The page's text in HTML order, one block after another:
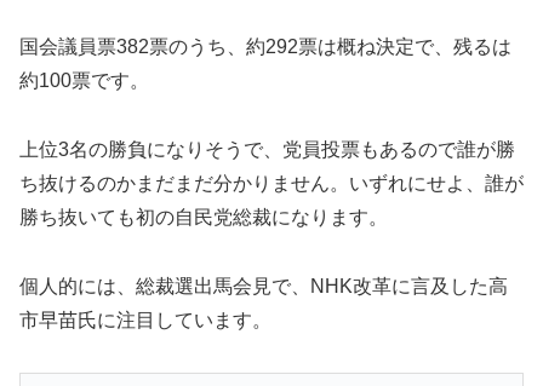
国会議員票382票のうち、約292票は概ね決定で、残るは
約100票です。
上位3名の勝負になりそうで、党員投票もあるので誰が勝
ち抜けるのかまだまだ分かりません。いずれにせよ、誰が
勝ち抜いても初の自民党総裁になります。
個人的には、総裁選出馬会見で、NHK改革に言及した高
市早苗氏に注目しています。